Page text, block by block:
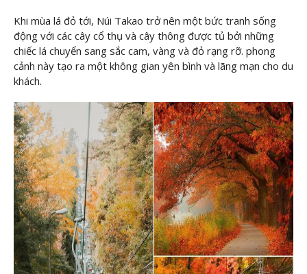
Khi mùa lá đỏ tới, Núi Takao trở nên một bức tranh sống
động với các cây cổ thụ và cây thông được tủ bởi những
chiếc lá chuyển sang sắc cam, vàng và đỏ rạng rỡ. phong
cảnh này tạo ra một không gian yên bình và lãng mạn cho du
khách.